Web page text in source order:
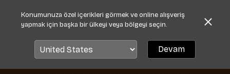
Konumunuza özel içerikleri görmek ve online alışveriş
yapmak için başka bir ülkeyi veya bölgeyi seçin.
Devam